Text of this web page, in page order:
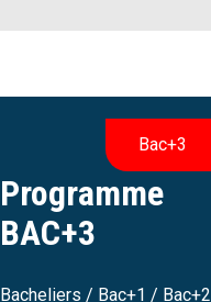
Programme
BAC+3
Bac+3
Bacheliers / Bac+1 / Bac+2